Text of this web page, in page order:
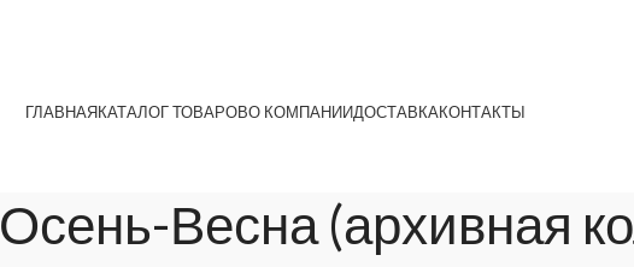
ГЛАВНАЯКАТАЛОГ ТОВАРОВО КОМПАНИИДОСТАВКАКОНТАКТЫ
Осень-Весна (архивная